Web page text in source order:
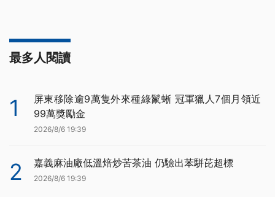
最多人閱讀
1
屏東移除逾9萬隻外來種綠鬣蜥 冠軍獵人7個月領近
99萬獎勵金
2026/8/6 19:39
2 嘉義麻油廠低溫焙炒苦茶油 仍驗出苯駢芘超標
2026/8/6 19:39